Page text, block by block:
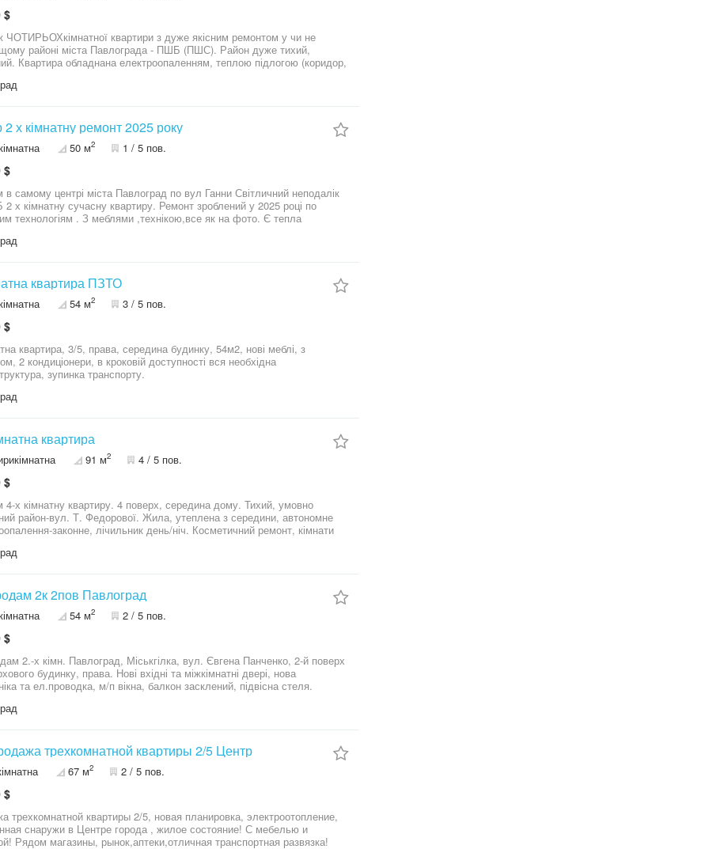
$
ЧОТИРЬОХкімнатної квартири з дуже якісним ремонтом у чи не
районі міста Павлограда - ПШБ (ПШС). Район дуже тихий,
Квартира обладнана електроопаленням, теплою підлогою (коридор,
недешеві меблі, електроніка. Окремо є дитяча кімната, зала, кухня,
у 2-х хвилинах пішки, "АТБ", "Варус", автомагазини,
лікарня, школа, ресторани, автозаправка, парк для прогулянок.
спокійні, товариські: ночами музику не слухають, не сваряться, не
Мається ліфт, котрий завжди працює, за виключенням відсутності
однак в нинішніх реаліях це не викликає подиву. В квартирі не темно,
сонце залежно від часу доби освітлює всі кімнати. Мається балкон
- балкон з вікнами, лоджія відкрита. Окремо виділена кімната під
будь-якими питаннями телефонуйте, готовий до
та обговорень. ТОРГ МОЖЛИВИЙ!!!
2 х кімнатну ремонт 2025 року
50 м2 1 / 5 пов.
$
самому центрі міста Павлоград по вул Ганни Світличний неподалік
по
технологіям . З меблями ,технікою,все як на фото. Є тепла
,комфортна,Ремонт по ціні вище за квартиру!
номером. Агенція нерухомості Dnipro
квартира ПЗТО
54 м2 3 / 5 пов.
$
квартира, 3/5, права, середина будинку, 54м2, нові меблі, з
2 кондиціонери, в кроковій доступності вся необхідна
зупинка транспорту.
квартира
91 м2 4 / 5 пов.
$
квартиру. 4 поверх, середина дому. Тихий, умовно
район-вул. Т. Федорової. Жила, утеплена з середини, автономне
законне, лічильник день/ніч. Косметичний ремонт, кімнати
в одній спальні кондиціонер. Частково залишаються
2к 2пов Павлоград
54 м2 2 / 5 пов.
$
2.-х кімн. Павлоград, Міськгілка, вул. Євгена Панченко, 2-й поверх
права. Нові вхідні та міжкімнатні двері, нова
м/п вікна, балкон засклений, підвісна стеля.
Ціна 30000$. Звертатися за інформ. - 06*********23 ( якщо не
трехкомнатной квартиры 2/5 Центр
67 м2 2 / 5 пов.
$
трехкомнатной квартиры 2/5, новая планировка, электроотопление,
снаружи в Центре города , жилое состояние! С мебелью и
Рядом магазины, рынок,аптеки,отличная транспортная развязка!